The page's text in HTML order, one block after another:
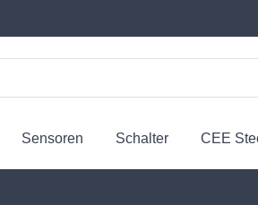
Sensoren Schalter CEE